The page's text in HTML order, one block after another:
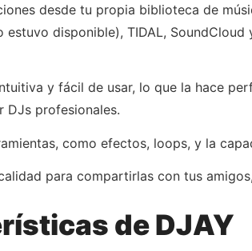
desde tu propia biblioteca de
disponible), TIDAL,
y fácil de usar, lo que la hace
DJs profesionales.
como efectos, loops, y la
para compartirlas con tus
de DJAY